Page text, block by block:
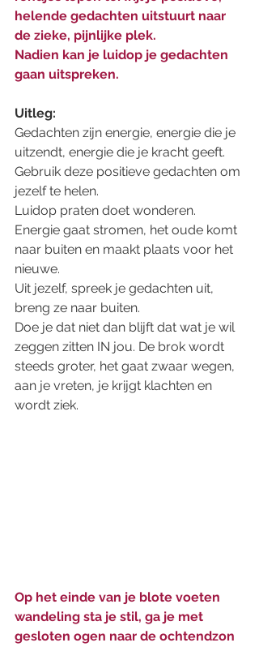
helende gedachten uitstuurt naar
de zieke, pijnlijke plek.
Nadien kan je luidop je gedachten
gaan uitspreken.
Uitleg:
Gedachten zijn energie, energie die je
uitzendt, energie die je kracht geeft.
Gebruik deze positieve gedachten om
jezelf te helen.
Luidop praten doet wonderen.
Energie gaat stromen, het oude komt
naar buiten en maakt plaats voor het
nieuwe.
Uit jezelf, spreek je gedachten uit,
breng ze naar buiten.
Doe je dat niet dan blijft dat wat je wil
zeggen zitten IN jou. De brok wordt
steeds groter, het gaat zwaar wegen,
aan je vreten, je krijgt klachten en
wordt ziek.
Op het einde van je blote voeten
wandeling sta je stil, ga je met
gesloten ogen naar de ochtendzon